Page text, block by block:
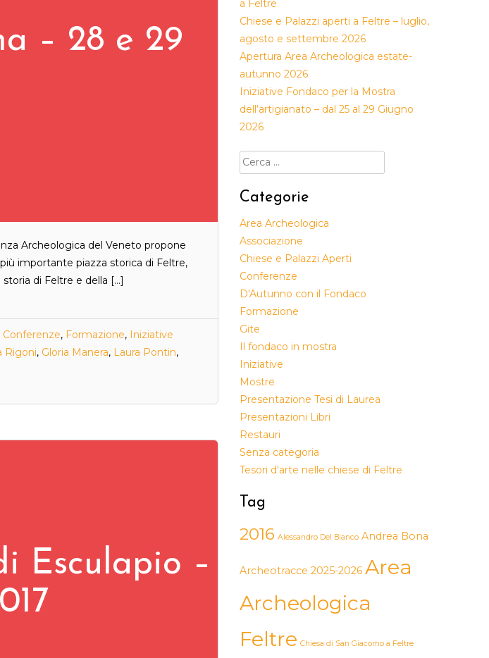
– 28 e 29
Archeologica del Veneto propone
importante piazza storica di Feltre,
storia di Feltre e della […]
Conferenze, Formazione, Iniziative
Rigoni, Gloria Manera, Laura Pontin,
Esculapio –
a Feltre
Chiese e Palazzi aperti a Feltre – luglio,
agosto e settembre 2026
Apertura Area Archeologica estate-
autunno 2026
Iniziative Fondaco per la Mostra
dell’artigianato – dal 25 al 29 Giugno
2026
Ricerca
per:
Categorie
Area Archeologica
Associazione
Chiese e Palazzi Aperti
Conferenze
D'Autunno con il Fondaco
Formazione
Gite
Il fondaco in mostra
Iniziative
Mostre
Presentazione Tesi di Laurea
Presentazioni Libri
Restauri
Senza categoria
Tesori d'arte nelle chiese di Feltre
Tag
2016 Alessandro Del Bianco Andrea Bona
Archeotracce 2025-2026 Area
Archeologica
Feltre Chiesa di San Giacomo a Feltre